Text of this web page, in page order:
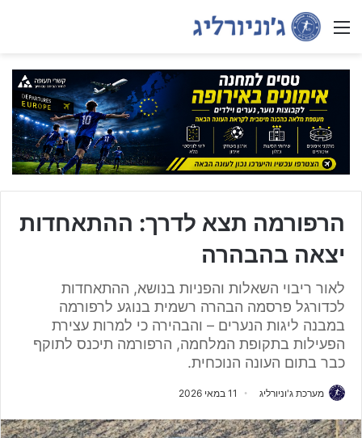
Menu
הרפורמה תצא לדרך: ההתאחדות
יצאה בהבהרה
לאור ריבוי השאלות והפניות בנושא, ההתאחדות
לכדורגל פרסמה הבהרה רשמית בנוגע לרפורמה
במבנה ליגות הנערים – והבהירה כי למרות עצירת
הפעילות בתקופת המלחמה, הרפורמה תיכנס לתוקף
כבר בתום העונה הנוכחית.
מערכת ג'וניורליג 11 במאי 2026